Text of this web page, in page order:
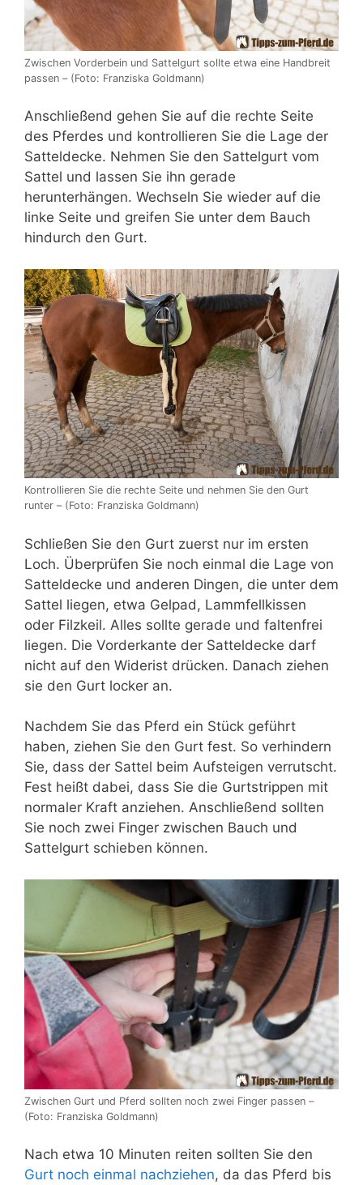
Zwischen Vorderbein und Sattelgurt sollte etwa eine Handbreit
passen – (Foto: Franziska Goldmann)
Anschließend gehen Sie auf die rechte Seite
des Pferdes und kontrollieren Sie die Lage der
Satteldecke. Nehmen Sie den Sattelgurt vom
Sattel und lassen Sie ihn gerade
herunterhängen. Wechseln Sie wieder auf die
linke Seite und greifen Sie unter dem Bauch
hindurch den Gurt.
Kontrollieren Sie die rechte Seite und nehmen Sie den Gurt
runter – (Foto: Franziska Goldmann)
Schließen Sie den Gurt zuerst nur im ersten
Loch. Überprüfen Sie noch einmal die Lage von
Satteldecke und anderen Dingen, die unter dem
Sattel liegen, etwa Gelpad, Lammfellkissen
oder Filzkeil. Alles sollte gerade und faltenfrei
liegen. Die Vorderkante der Satteldecke darf
nicht auf den Widerist drücken. Danach ziehen
sie den Gurt locker an.
Nachdem Sie das Pferd ein Stück geführt
haben, ziehen Sie den Gurt fest. So verhindern
Sie, dass der Sattel beim Aufsteigen verrutscht.
Fest heißt dabei, dass Sie die Gurtstrippen mit
normaler Kraft anziehen. Anschließend sollten
Sie noch zwei Finger zwischen Bauch und
Sattelgurt schieben können.
Zwischen Gurt und Pferd sollten noch zwei Finger passen –
(Foto: Franziska Goldmann)
Nach etwa 10 Minuten reiten sollten Sie den
Gurt noch einmal nachziehen, da das Pferd bis